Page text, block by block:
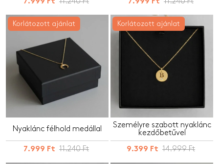
7.999 Ft 7.999 Ft
Korlátozott ajánlat
Nyaklánc félhold medállal
7.999 Ft 11.240 Ft
Korlátozott ajánlat
Személyre szabott nyaklánc
kezdőbetűvel
9.399 Ft 14.999 Ft